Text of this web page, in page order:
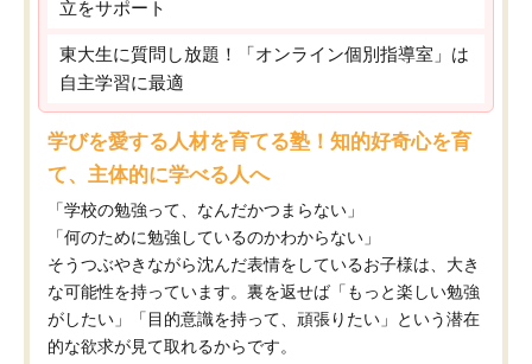
立をサポート
東大生に質問し放題！「オンライン個別指導室」は
自主学習に最適
学びを愛する人材を育てる塾！知的好奇心を育
て、主体的に学べる人へ
「学校の勉強って、なんだかつまらない」
「何のために勉強しているのかわからない」
そうつぶやきながら沈んだ表情をしているお子様は、大き
な可能性を持っています。裏を返せば「もっと楽しい勉強
がしたい」「目的意識を持って、頑張りたい」という潜在
的な欲求が見て取れるからです。